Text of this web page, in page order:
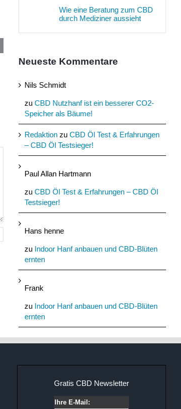
Shop kaufen oder selber
Juli 30th, 2022 | 0 Kommentare
Produkte mit Hanf
Wie eine Beratung zum CBD
durch Mediziner aussieht
Neueste Kommentare
Nils Schmidt
zu CBD Nutzhanf ist ein besserer CO2-
Speicher als Bäume!
Redaktion zu CBD Öl Test & Erfahrungen
– CBD Öl Testsieger!
Paul Allan Hartmann
zu CBD Öl Test & Erfahrungen – CBD Öl
Testsieger!
Hans henne
zu Indoor Hanf anbauen und CBD-Blüten
ernten
Frank
zu Indoor Hanf anbauen und CBD-Blüten
ernten
Gratis CBD Newsletter
Ihre E-Mail: